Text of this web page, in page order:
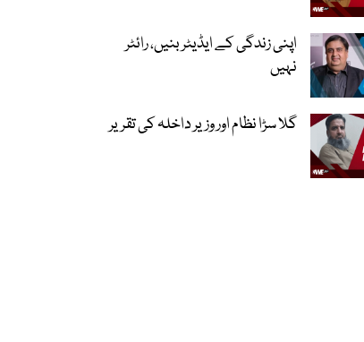
اپنی زندگی کے ایڈیٹر بنیں، رائٹر
نہیں
گلا سڑا نظام اور وزیر داخلہ کی تقریر